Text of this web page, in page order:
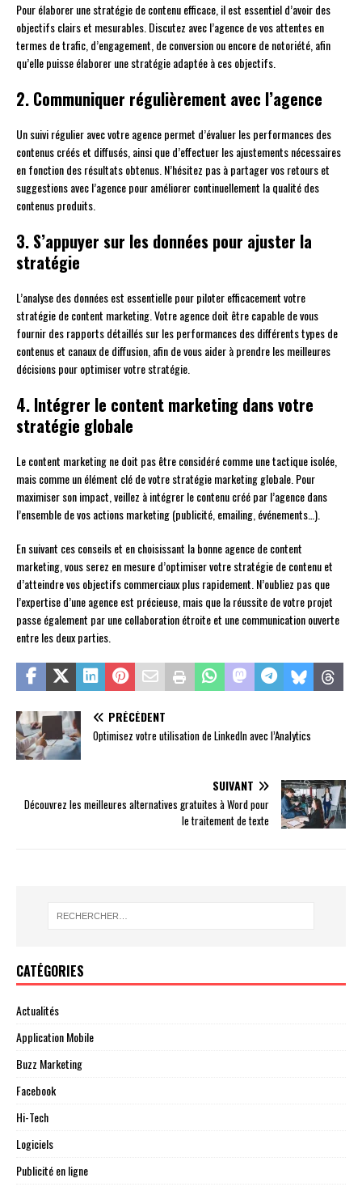
Pour élaborer une stratégie de contenu efficace, il est essentiel d’avoir des
objectifs clairs et mesurables. Discutez avec l’agence de vos attentes en
termes de trafic, d’engagement, de conversion ou encore de notoriété, afin
qu’elle puisse élaborer une stratégie adaptée à ces objectifs.
2. Communiquer régulièrement avec l’agence
Un suivi régulier avec votre agence permet d’évaluer les performances des
contenus créés et diffusés, ainsi que d’effectuer les ajustements nécessaires
en fonction des résultats obtenus. N’hésitez pas à partager vos retours et
suggestions avec l’agence pour améliorer continuellement la qualité des
contenus produits.
3. S’appuyer sur les données pour ajuster la
stratégie
L’analyse des données est essentielle pour piloter efficacement votre
stratégie de content marketing. Votre agence doit être capable de vous
fournir des rapports détaillés sur les performances des différents types de
contenus et canaux de diffusion, afin de vous aider à prendre les meilleures
décisions pour optimiser votre stratégie.
4. Intégrer le content marketing dans votre
stratégie globale
Le content marketing ne doit pas être considéré comme une tactique isolée,
mais comme un élément clé de votre stratégie marketing globale. Pour
maximiser son impact, veillez à intégrer le contenu créé par l’agence dans
l’ensemble de vos actions marketing (publicité, emailing, événements…).
En suivant ces conseils et en choisissant la bonne agence de content
marketing, vous serez en mesure d’optimiser votre stratégie de contenu et
d’atteindre vos objectifs commerciaux plus rapidement. N’oubliez pas que
l’expertise d’une agence est précieuse, mais que la réussite de votre projet
passe également par une collaboration étroite et une communication ouverte
entre les deux parties.
PRÉCÉDENT
Optimisez votre utilisation de LinkedIn avec l’Analytics
SUIVANT
Découvrez les meilleures alternatives gratuites à Word pour
le traitement de texte
CATÉGORIES
Actualités
Application Mobile
Buzz Marketing
Facebook
Hi-Tech
Logiciels
Publicité en ligne